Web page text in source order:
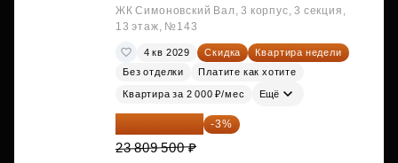
ЖК Симоновский Вал, 3 корпус, 3 секция,
13 этаж, №143
4 кв 2029 Скидка
Квартира недели
Без отделки
Платите как хотите
Квартира за 2 000 ₽/мес Ещё
23 095 215 ₽ -3%
23 809 500 ₽